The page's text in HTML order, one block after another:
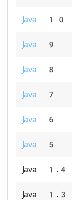
Java 10
Java 9
Java 8
Java 7
Java 6
Java 5
Java 1.4
Java 1.3